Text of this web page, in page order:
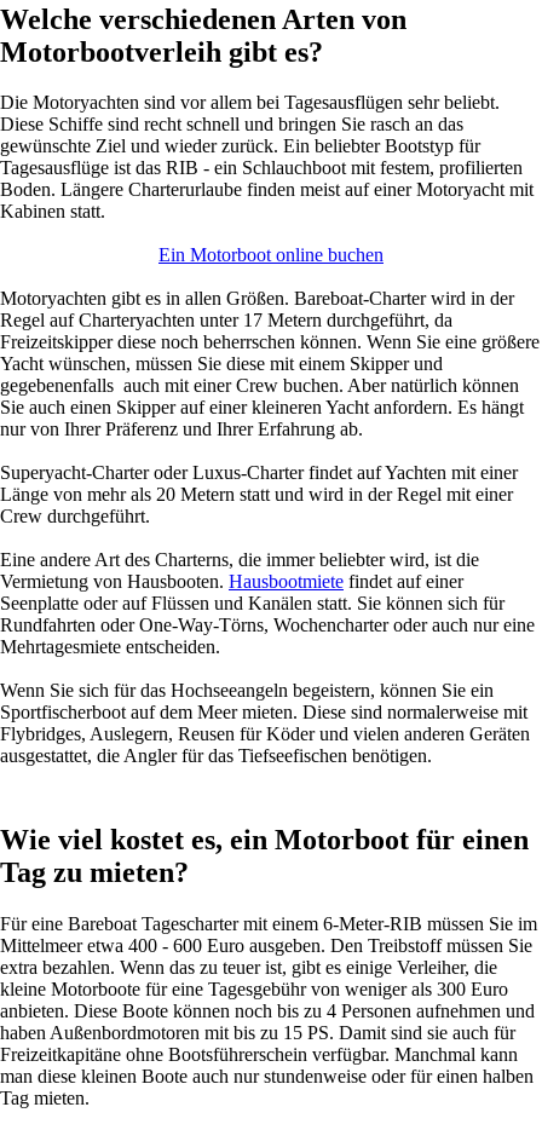
Welche verschiedenen Arten von
Motorbootverleih gibt es?
Die Motoryachten sind vor allem bei Tagesausflügen sehr beliebt.
Diese Schiffe sind recht schnell und bringen Sie rasch an das
gewünschte Ziel und wieder zurück. Ein beliebter Bootstyp für
Tagesausflüge ist das RIB - ein Schlauchboot mit festem, profilierten
Boden. Längere Charterurlaube finden meist auf einer Motoryacht mit
Kabinen statt.
Ein Motorboot online buchen
Motoryachten gibt es in allen Größen. Bareboat-Charter wird in der
Regel auf Charteryachten unter 17 Metern durchgeführt, da
Freizeitskipper diese noch beherrschen können. Wenn Sie eine größere
Yacht wünschen, müssen Sie diese mit einem Skipper und
gegebenenfalls auch mit einer Crew buchen. Aber natürlich können
Sie auch einen Skipper auf einer kleineren Yacht anfordern. Es hängt
nur von Ihrer Präferenz und Ihrer Erfahrung ab.
Superyacht-Charter oder Luxus-Charter findet auf Yachten mit einer
Länge von mehr als 20 Metern statt und wird in der Regel mit einer
Crew durchgeführt.
Eine andere Art des Charterns, die immer beliebter wird, ist die
Vermietung von Hausbooten. Hausbootmiete findet auf einer
Seenplatte oder auf Flüssen und Kanälen statt. Sie können sich für
Rundfahrten oder One-Way-Törns, Wochencharter oder auch nur eine
Mehrtagesmiete entscheiden.
Wenn Sie sich für das Hochseeangeln begeistern, können Sie ein
Sportfischerboot auf dem Meer mieten. Diese sind normalerweise mit
Flybridges, Auslegern, Reusen für Köder und vielen anderen Geräten
ausgestattet, die Angler für das Tiefseefischen benötigen.
Wie viel kostet es, ein Motorboot für einen
Tag zu mieten?
Für eine Bareboat Tagescharter mit einem 6-Meter-RIB müssen Sie im
Mittelmeer etwa 400 - 600 Euro ausgeben. Den Treibstoff müssen Sie
extra bezahlen. Wenn das zu teuer ist, gibt es einige Verleiher, die
kleine Motorboote für eine Tagesgebühr von weniger als 300 Euro
anbieten. Diese Boote können noch bis zu 4 Personen aufnehmen und
haben Außenbordmotoren mit bis zu 15 PS. Damit sind sie auch für
Freizeitkapitäne ohne Bootsführerschein verfügbar. Manchmal kann
man diese kleinen Boote auch nur stundenweise oder für einen halben
Tag mieten.